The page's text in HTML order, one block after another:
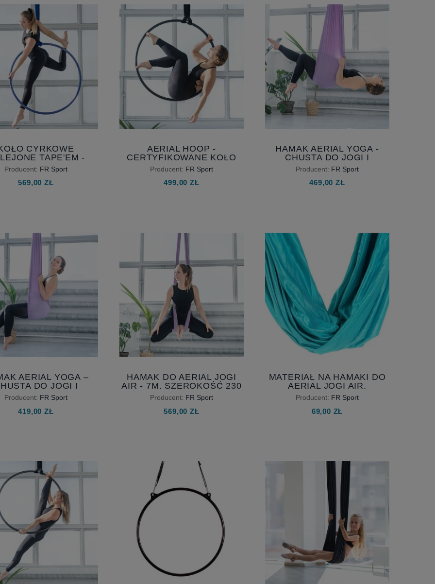
CYRKOWE
TAPE'EM -
CYRKOWE Z
PRODIGY SNAKE
- KOŁO Z OWIJKĄ
Producent: FR Sport
569,00 ZŁ
AERIAL HOOP -
CERTYFIKOWANE KOŁO
CYRKOWE DO
AKROBATYKI
POWIETRZNEJ - 1
Producent: FR Sport
499,00 ZŁ
HAMAK AERIAL YOGA -
CHUSTA DO JOGI I
AKROBATYKI AIR 5M,
SZEROKOŚĆ 230 CM
Producent: FR Sport
469,00 ZŁ
AERIAL YOGA –
DO JOGI I
4 M, NA
TAŚMACH
Producent: FR Sport
419,00 ZŁ
HAMAK DO AERIAL JOGI
AIR - 7M, SZEROKOŚĆ 230
CM - AKROBATYKA I JOGA
POWIETRZNA
Producent: FR Sport
569,00 ZŁ
MATERIAŁ NA HAMAKI DO
AERIAL JOGI AIR,
SZEROKOŚĆ 230 CM
Producent: FR Sport
69,00 ZŁ